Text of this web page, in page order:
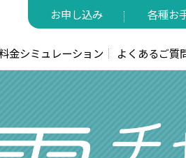
お申し込み 各種お
金シミュレーション よくあるご質